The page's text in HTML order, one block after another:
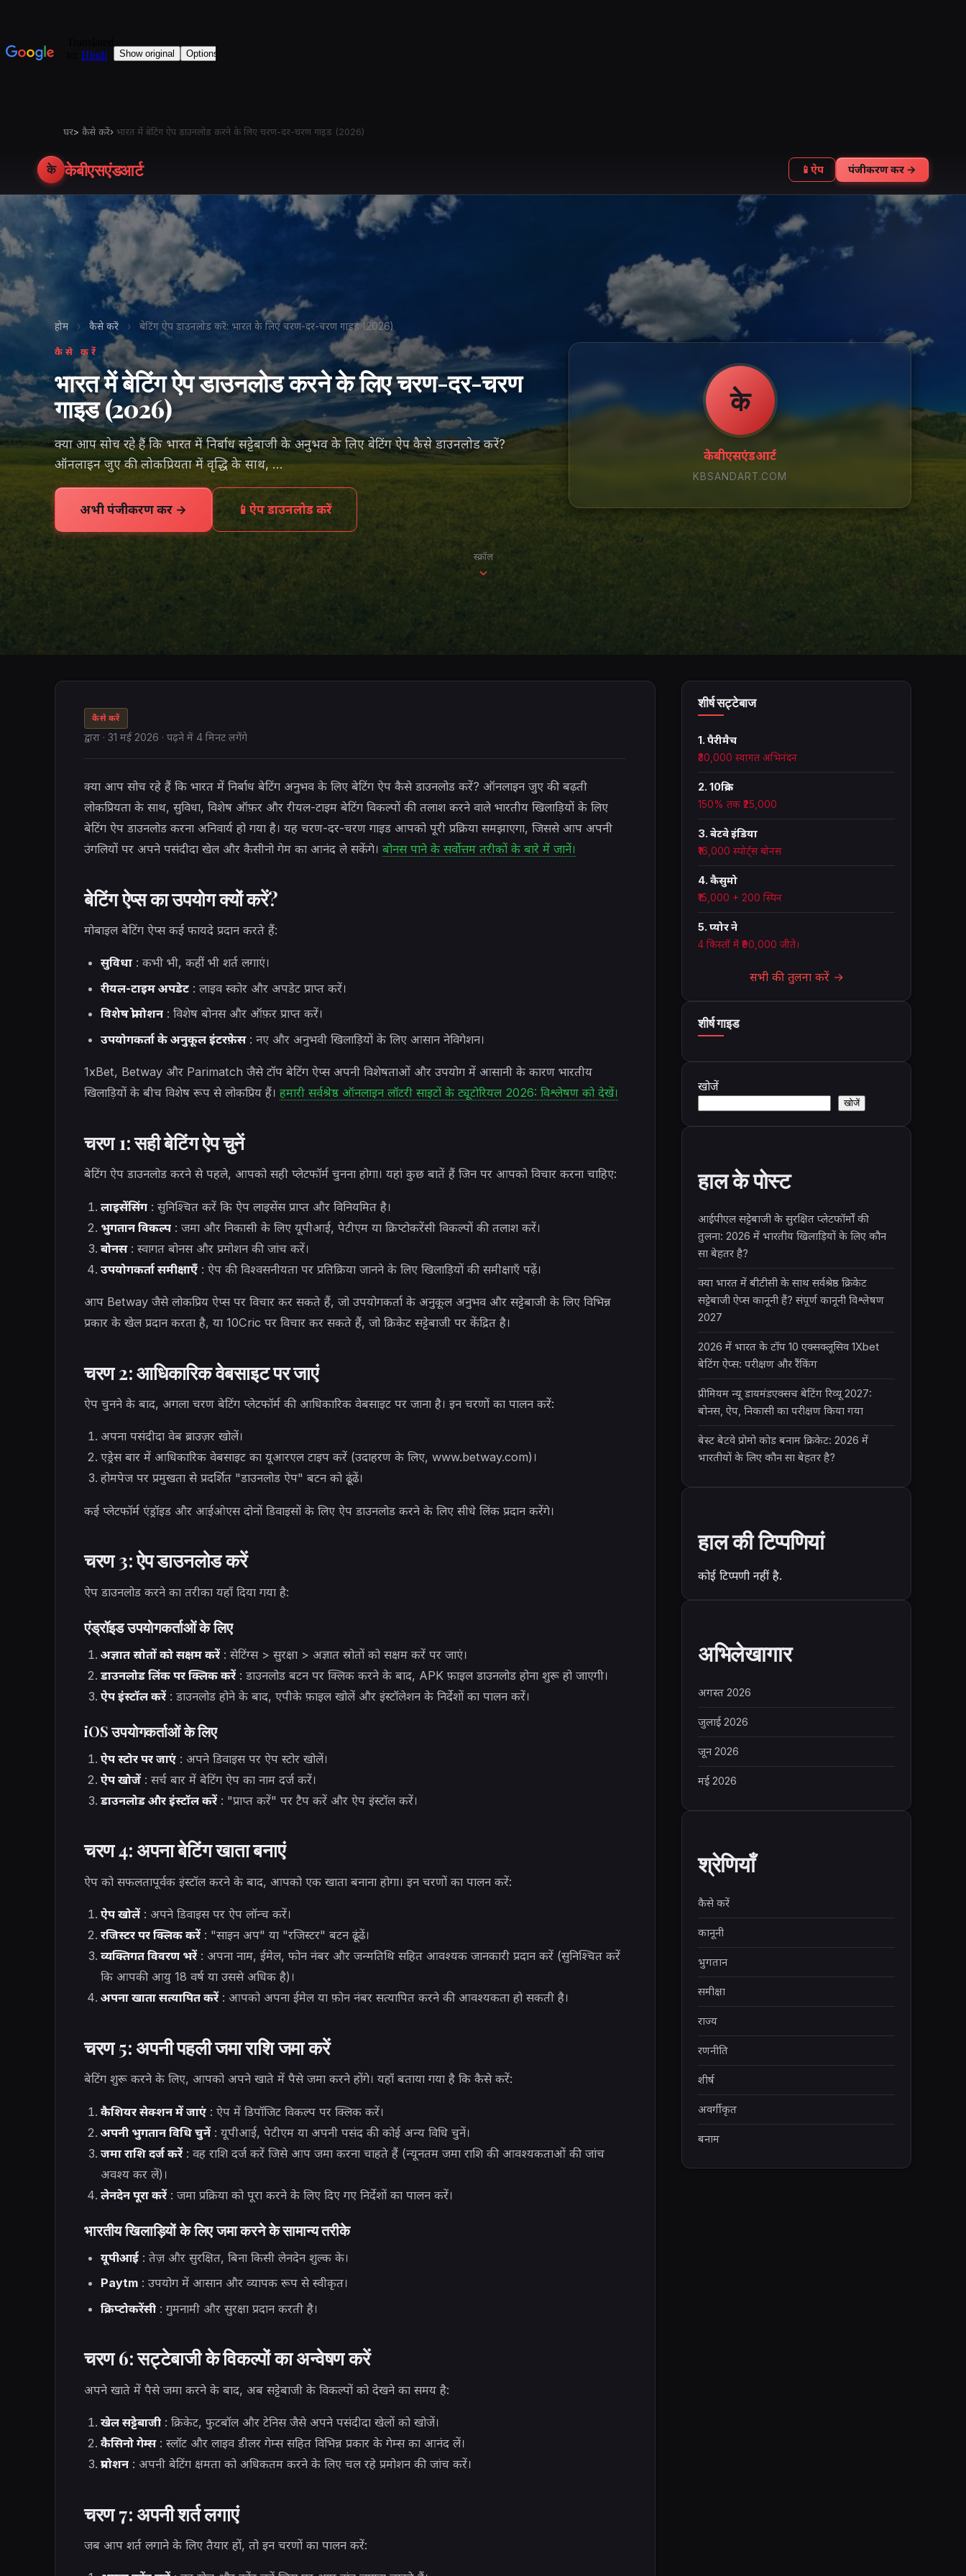
घर> कैसे करें› भारत में बेटिंग ऐप डाउनलोड करने के लिए चरण-दर-चरण गाइड (2026)
के केबीएसएंडआर्ट 📱 ऐप पंजीकरण करें →
होम › कैसे करें › बेटिंग ऐप डाउनलोड करें: भारत के लिए चरण-दर-चरण गाइड (2026)
कैसे करें
भारत में बेटिंग ऐप डाउनलोड करने के लिए चरण-दर-चरण
गाइड (2026)
क्या आप सोच रहे हैं कि भारत में निर्बाध सट्टेबाजी के अनुभव के लिए बेटिंग ऐप कैसे डाउनलोड करें?
ऑनलाइन जुए की लोकप्रियता में वृद्धि के साथ, ...
अभी पंजीकरण करें → 📱 ऐप डाउनलोड करें
के
केबीएसएंडआर्ट
KBSANDART.COM
स्क्रॉल
कैसे करें
द्वारा · 31 मई 2026 · पढ़ने में 4 मिनट लगेंगे
क्या आप सोच रहे हैं कि भारत में निर्बाध बेटिंग अनुभव के लिए बेटिंग ऐप कैसे डाउनलोड करें? ऑनलाइन जुए की बढ़ती
लोकप्रियता के साथ, सुविधा, विशेष ऑफ़र और रीयल-टाइम बेटिंग विकल्पों की तलाश करने वाले भारतीय खिलाड़ियों के लिए
बेटिंग ऐप डाउनलोड करना अनिवार्य हो गया है। यह चरण-दर-चरण गाइड आपको पूरी प्रक्रिया समझाएगा, जिससे आप अपनी
उंगलियों पर अपने पसंदीदा खेल और कैसीनो गेम का आनंद ले सकेंगे। बोनस पाने के सर्वोत्तम तरीकों के बारे में जानें।
बेटिंग ऐप्स का उपयोग क्यों करें?
मोबाइल बेटिंग ऐप्स कई फायदे प्रदान करते हैं:
सुविधा: कभी भी, कहीं भी शर्त लगाएं।
रीयल-टाइम अपडेट: लाइव स्कोर और अपडेट प्राप्त करें।
विशेष प्रोमोशन: विशेष बोनस और ऑफ़र प्राप्त करें।
उपयोगकर्ता के अनुकूल इंटरफ़ेस: नए और अनुभवी खिलाड़ियों के लिए आसान नेविगेशन।
1xBet, Betway और Parimatch जैसे टॉप बेटिंग ऐप्स अपनी विशेषताओं और उपयोग में आसानी के कारण भारतीय
खिलाड़ियों के बीच विशेष रूप से लोकप्रिय हैं। हमारी सर्वश्रेष्ठ ऑनलाइन लॉटरी साइटों के ट्यूटोरियल 2026: विश्लेषण को देखें।
चरण 1: सही बेटिंग ऐप चुनें
बेटिंग ऐप डाउनलोड करने से पहले, आपको सही प्लेटफॉर्म चुनना होगा। यहां कुछ बातें हैं जिन पर आपको विचार करना चाहिए:
लाइसेंसिंग: सुनिश्चित करें कि ऐप लाइसेंस प्राप्त और विनियमित है।
भुगतान विकल्प: जमा और निकासी के लिए यूपीआई, पेटीएम या क्रिप्टोकरेंसी विकल्पों की तलाश करें।
बोनस: स्वागत बोनस और प्रमोशन की जांच करें।
उपयोगकर्ता समीक्षाएँ: ऐप की विश्वसनीयता पर प्रतिक्रिया जानने के लिए खिलाड़ियों की समीक्षाएँ पढ़ें।
आप Betway जैसे लोकप्रिय ऐप्स पर विचार कर सकते हैं, जो उपयोगकर्ता के अनुकूल अनुभव और सट्टेबाजी के लिए विभिन्न
प्रकार के खेल प्रदान करता है, या 10Cric पर विचार कर सकते हैं, जो क्रिकेट सट्टेबाजी पर केंद्रित है।
चरण 2: आधिकारिक वेबसाइट पर जाएं
ऐप चुनने के बाद, अगला चरण बेटिंग प्लेटफॉर्म की आधिकारिक वेबसाइट पर जाना है। इन चरणों का पालन करें:
अपना पसंदीदा वेब ब्राउज़र खोलें।
एड्रेस बार में आधिकारिक वेबसाइट का यूआरएल टाइप करें (उदाहरण के लिए, www.betway.com)।
होमपेज पर प्रमुखता से प्रदर्शित "डाउनलोड ऐप" बटन को ढूंढें।
कई प्लेटफॉर्म एंड्रॉइड और आईओएस दोनों डिवाइसों के लिए ऐप डाउनलोड करने के लिए सीधे लिंक प्रदान करेंगे।
चरण 3: ऐप डाउनलोड करें
ऐप डाउनलोड करने का तरीका यहाँ दिया गया है:
एंड्रॉइड उपयोगकर्ताओं के लिए
अज्ञात स्रोतों को सक्षम करें: सेटिंग्स > सुरक्षा > अज्ञात स्रोतों को सक्षम करें पर जाएं।
डाउनलोड लिंक पर क्लिक करें: डाउनलोड बटन पर क्लिक करने के बाद, APK फ़ाइल डाउनलोड होना शुरू हो जाएगी।
ऐप इंस्टॉल करें: डाउनलोड होने के बाद, एपीके फ़ाइल खोलें और इंस्टॉलेशन के निर्देशों का पालन करें।
iOS उपयोगकर्ताओं के लिए
ऐप स्टोर पर जाएं: अपने डिवाइस पर ऐप स्टोर खोलें।
ऐप खोजें: सर्च बार में बेटिंग ऐप का नाम दर्ज करें।
डाउनलोड और इंस्टॉल करें: "प्राप्त करें" पर टैप करें और ऐप इंस्टॉल करें।
चरण 4: अपना बेटिंग खाता बनाएं
ऐप को सफलतापूर्वक इंस्टॉल करने के बाद, आपको एक खाता बनाना होगा। इन चरणों का पालन करें:
ऐप खोलें: अपने डिवाइस पर ऐप लॉन्च करें।
रजिस्टर पर क्लिक करें: "साइन अप" या "रजिस्टर" बटन ढूंढें।
व्यक्तिगत विवरण भरें: अपना नाम, ईमेल, फोन नंबर और जन्मतिथि सहित आवश्यक जानकारी प्रदान करें (सुनिश्चित करें
कि आपकी आयु 18 वर्ष या उससे अधिक है)।
अपना खाता सत्यापित करें: आपको अपना ईमेल या फ़ोन नंबर सत्यापित करने की आवश्यकता हो सकती है।
चरण 5: अपनी पहली जमा राशि जमा करें
बेटिंग शुरू करने के लिए, आपको अपने खाते में पैसे जमा करने होंगे। यहाँ बताया गया है कि कैसे करें:
कैशियर सेक्शन में जाएं: ऐप में डिपॉजिट विकल्प पर क्लिक करें।
अपनी भुगतान विधि चुनें: यूपीआई, पेटीएम या अपनी पसंद की कोई अन्य विधि चुनें।
जमा राशि दर्ज करें: वह राशि दर्ज करें जिसे आप जमा करना चाहते हैं (न्यूनतम जमा राशि की आवश्यकताओं की जांच
अवश्य कर लें)।
लेनदेन पूरा करें: जमा प्रक्रिया को पूरा करने के लिए दिए गए निर्देशों का पालन करें।
भारतीय खिलाड़ियों के लिए जमा करने के सामान्य तरीके
यूपीआई: तेज़ और सुरक्षित, बिना किसी लेनदेन शुल्क के।
Paytm: उपयोग में आसान और व्यापक रूप से स्वीकृत।
क्रिप्टोकरेंसी: गुमनामी और सुरक्षा प्रदान करती है।
चरण 6: सट्टेबाजी के विकल्पों का अन्वेषण करें
अपने खाते में पैसे जमा करने के बाद, अब सट्टेबाजी के विकल्पों को देखने का समय है:
खेल सट्टेबाजी: क्रिकेट, फुटबॉल और टेनिस जैसे अपने पसंदीदा खेलों को खोजें।
कैसिनो गेम्स: स्लॉट और लाइव डीलर गेम्स सहित विभिन्न प्रकार के गेम्स का आनंद लें।
प्रमोशन: अपनी बेटिंग क्षमता को अधिकतम करने के लिए चल रहे प्रमोशन की जांच करें।
चरण 7: अपनी शर्त लगाएं
जब आप शर्त लगाने के लिए तैयार हों, तो इन चरणों का पालन करें:
शीर्ष सट्टेबाज
1. पैरीमैच
₹30,000 स्वागत अभिनंदन
2. 10क्रिक
150% तक ₹25,000
3. बेटवे इंडिया
₹16,000 स्पोर्ट्स बोनस
4. कैसुमो
₹15,000 + 200 स्पिन
5. प्योर ने
4 किस्तों में ₹90,000 जीते।
सभी की तुलना करें →
शीर्ष गाइड
खोजें
खोजें
हाल के पोस्ट
आईपीएल सट्टेबाजी के सुरक्षित प्लेटफॉर्मों की
तुलना: 2026 में भारतीय खिलाड़ियों के लिए कौन
सा बेहतर है?
क्या भारत में बीटीसी के साथ सर्वश्रेष्ठ क्रिकेट
सट्टेबाजी ऐप्स कानूनी हैं? संपूर्ण कानूनी विश्लेषण
2027
2026 में भारत के टॉप 10 एक्सक्लूसिव 1Xbet
बेटिंग ऐप्स: परीक्षण और रैंकिंग
प्रीमियम न्यू डायमंडएक्सच बेटिंग रिव्यू 2027:
बोनस, ऐप, निकासी का परीक्षण किया गया
बेस्ट बेटवे प्रोमो कोड बनाम क्रिकेट: 2026 में
भारतीयों के लिए कौन सा बेहतर है?
हाल की टिप्पणियां
कोई टिप्पणी नहीं है.
अभिलेखागार
अगस्त 2026
जुलाई 2026
जून 2026
मई 2026
श्रेणियाँ
कैसे करें
कानूनी
भुगतान
समीक्षा
राज्य
रणनीति
शीर्ष
अवर्गीकृत
बनाम